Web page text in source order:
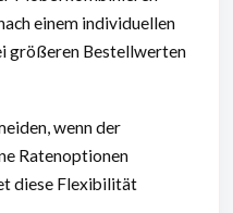
einem individuellen
größeren Bestellwerten
wenn der
Ratenoptionen
diese Flexibilität